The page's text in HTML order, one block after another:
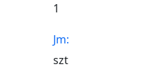
1
Jm:
szt